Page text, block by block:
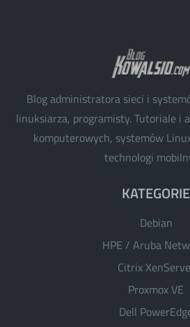
Blog administratora sieci i
linuksiarza, programisty. Tutoriale i
komputerowych, systemów
technologi
KATEGORIE
Debian
HPE / Aruba
Citrix
Proxmox VE
Dell